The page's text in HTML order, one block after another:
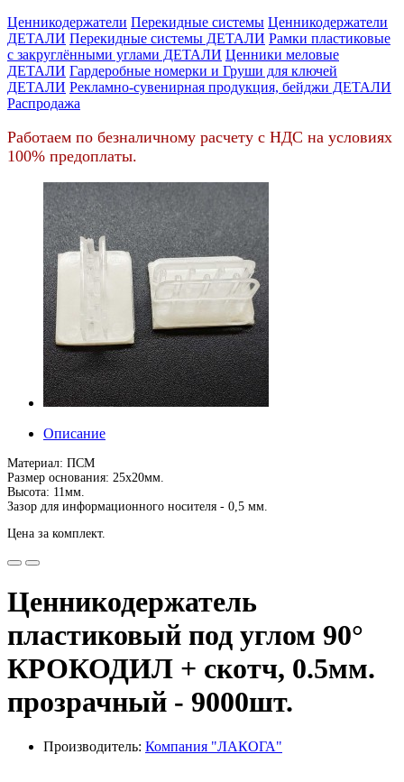
Ценникодержатели Перекидные системы Ценникодержатели
ДЕТАЛИ Перекидные системы ДЕТАЛИ Рамки пластиковые
c закруглёнными углами ДЕТАЛИ Ценники меловые
ДЕТАЛИ Гардеробные номерки и Груши для ключей
ДЕТАЛИ Рекламно-сувенирная продукция, бейджи ДЕТАЛИ
Распродажа
Работаем по безналичному расчету с НДС на условиях
100% предоплаты.
Описание
Материал: ПСМ
Размер основания: 25х20мм.
Высота: 11мм.
Зазор для информационного носителя - 0,5 мм.
Цена за комплект.
Ценникодержатель
пластиковый под углом 90°
КРОКОДИЛ + скотч, 0.5мм.
прозрачный - 9000шт.
Производитель: Компания "ЛАКОГА"